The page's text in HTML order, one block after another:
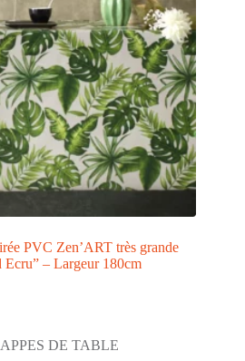
PVC Zen’ART très grande
Ecru” – Largeur 180cm
DE TABLE